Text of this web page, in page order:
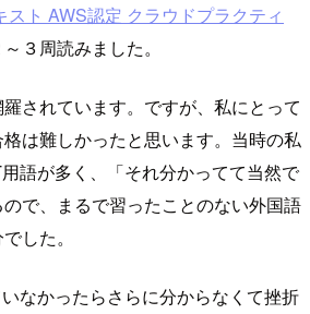
ト AWS認定 クラウドプラクティ
３周読みました。
されています。ですが、私にとって
は難しかったと思います。当時の私
語が多く、「それ分かってて当然で
で、まるで習ったことのない外国語
した。
なかったらさらに分からなくて挫折